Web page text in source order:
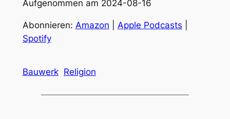
LINK
EMBED
Aufgenommen am 2024-08-16
Abonnieren: Amazon Apple Podcasts
Spotify
Bauwerk Religion